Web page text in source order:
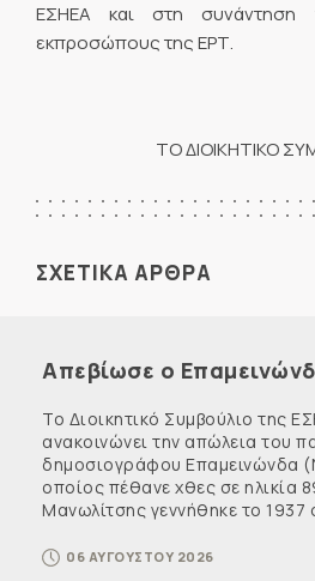
ΕΣΗΕΑ και στη
εκπροσώπους της ΕΡΤ.
ΤΟ ΔΙΟΙΚΗΤΙΚΟ
ΣΧΕΤΙΚΑ ΑΡΘΡΑ
Απεβίωσε ο
Το Διοικητικό Συμβούλιο της
ανακοινώνει την απώλεια του
δημοσιογράφου Επαμεινώνδα
οποίος πέθανε χθες σε ηλικία
Μανωλίτσης γεννήθηκε το 1937
06 ΑΥΓΟΥΣΤΟΥ 2026